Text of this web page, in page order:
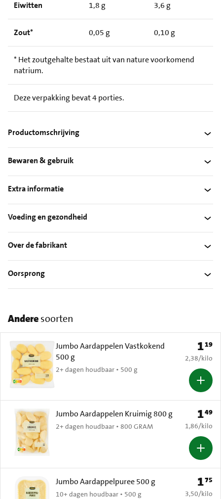
Eiwitten 1,8 g 3,6 g
Zout* 0,05 g 0,10 g
* Het zoutgehalte bestaat uit van nature voorkomend
natrium.
Deze verpakking bevat 4 porties.
Productomschrijving
Bewaren & gebruik
Extra informatie
Voeding en gezondheid
Over de fabrikant
Oorsprong
Anderesoorten
Jumbo Aardappelen Vastkokend
500 g
2+ dagen houdbaar • 500 g
Prijs:
119
€ 2,38 per
2,38/kilo
Jumbo Aardappelen Kruimig 800 g
2+ dagen houdbaar • 800 GRAM
Prijs:
149
€ 1,86 per
1,86/kilo
Jumbo Aardappelpuree 500 g
10+ dagen houdbaar • 500 g
Prijs:
175
€ 3,50 per
3,50/kilo